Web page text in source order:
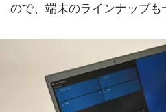
ので、端末のラインナップも